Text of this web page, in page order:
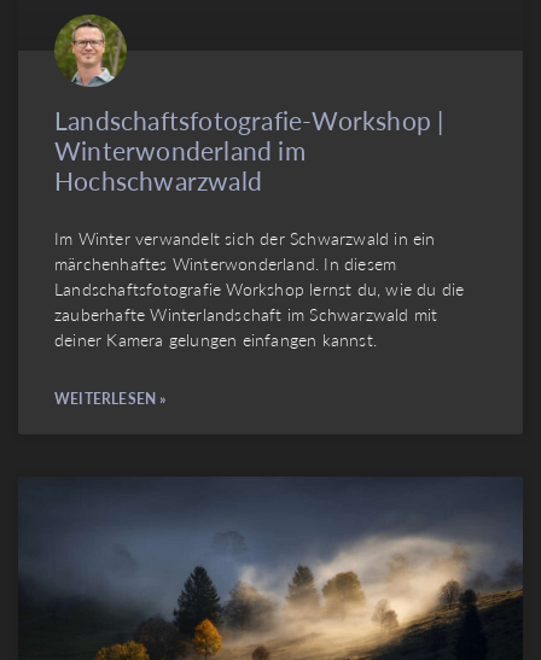
Landschaftsfotografie-Workshop |
Winterwonderland im
Hochschwarzwald
Im Winter verwandelt sich der Schwarzwald in ein
märchenhaftes Winterwonderland. In diesem
Landschaftsfotografie Workshop lernst du, wie du die
zauberhafte Winterlandschaft im Schwarzwald mit
deiner Kamera gelungen einfangen kannst.
WEITERLESEN »